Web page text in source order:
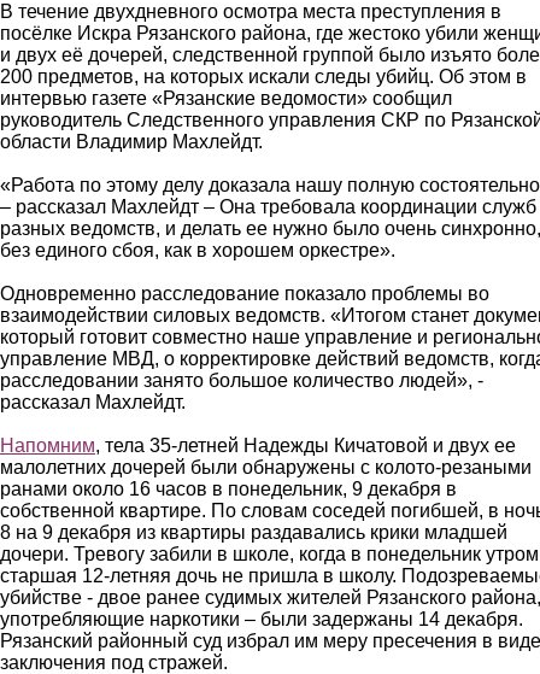
В течение двухдневного осмотра места преступления в
посёлке Искра Рязанского района, где жестоко убили
и двух её дочерей, следственной группой было изъято
200 предметов, на которых искали следы убийц. Об этом в
интервью газете «Рязанские ведомости» сообщил
руководитель Следственного управления СКР по
области Владимир Махлейдт.
«Работа по этому делу доказала нашу полную
– рассказал Махлейдт – Она требовала координации служб
разных ведомств, и делать ее нужно было очень синхронно,
без единого сбоя, как в хорошем оркестре».
Одновременно расследование показало проблемы во
взаимодействии силовых ведомств. «Итогом станет
который готовит совместно наше управление и
управление МВД, о корректировке действий ведомств,
расследовании занято большое количество людей», -
рассказал Махлейдт.
Напомним, тела 35-летней Надежды Кичатовой и двух ее
малолетних дочерей были обнаружены с колото-резаными
ранами около 16 часов в понедельник, 9 декабря в
собственной квартире. По словам соседей погибшей, в
8 на 9 декабря из квартиры раздавались крики младшей
дочери. Тревогу забили в школе, когда в понедельник утром
старшая 12-летняя дочь не пришла в школу.
убийстве - двое ранее судимых жителей Рязанского района,
употребляющие наркотики – были задержаны 14 декабря.
Рязанский районный суд избрал им меру пресечения в виде
заключения под стражей.